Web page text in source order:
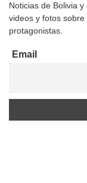
Noticias de Bolivia
videos y fotos
protagonistas.
Email